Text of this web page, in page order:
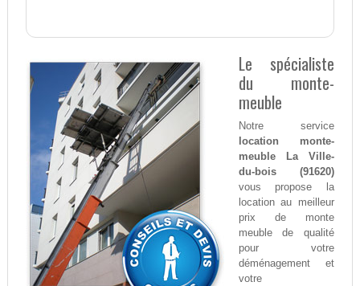
Le spécialiste
du monte-
meuble
Notre service
location monte-
meuble La Ville-
du-bois (91620)
vous propose la
location au meilleur
prix de monte
meuble de qualité
pour votre
déménagement et
votre